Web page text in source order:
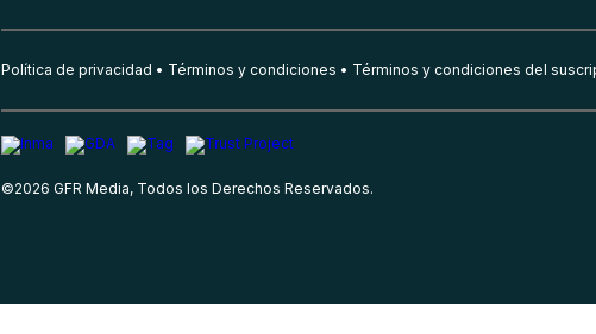
Política de privacidad Términos y condiciones Términos y condiciones del
©2026 GFR Media, Todos los Derechos Reservados.